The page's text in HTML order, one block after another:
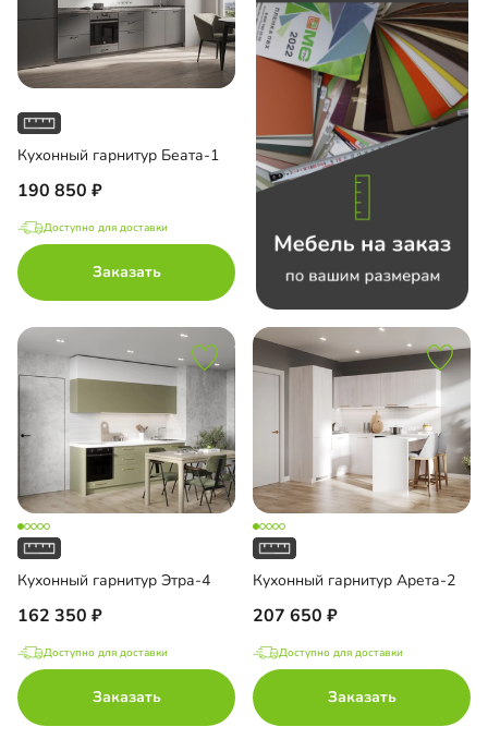
пленкой ПВХ
эмалью
Кухонный гарнитур Беата-1
190 850
Доступно для доставки
Заказать
Кухонный гарнитур Этра-4
162 350
Доступно для доставки
Заказать
Кухонный гарнитур Арета-2
207 650
Доступно для доставки
Заказать